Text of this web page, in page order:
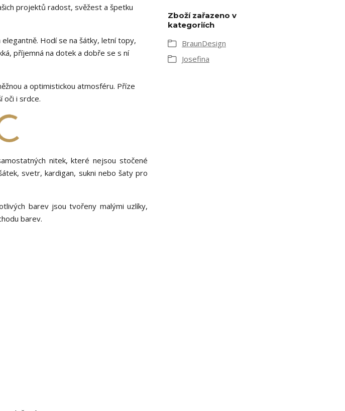
projektů radost, svěžest a špetku
Hodí se na šátky, letní topy,
příjemná na dotek a dobře se s ní
a optimistickou atmosféru. Příze
oči i srdce.
nitek, které nejsou stočené
svetr, kardigan, sukni nebo šaty pro
barev jsou tvořeny malými uzlíky,
barev.
Zboží zařazeno v
kategoriích
BraunDesign
Josefina